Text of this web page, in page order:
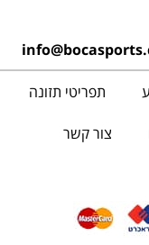
תפריטי תזונה
צור קשר